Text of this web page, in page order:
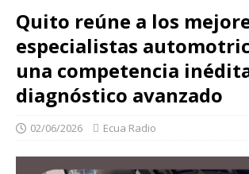
Quito reúne a los
especialistas
una competencia
diagnóstico avanzado
02/06/2026 Ecua Radio